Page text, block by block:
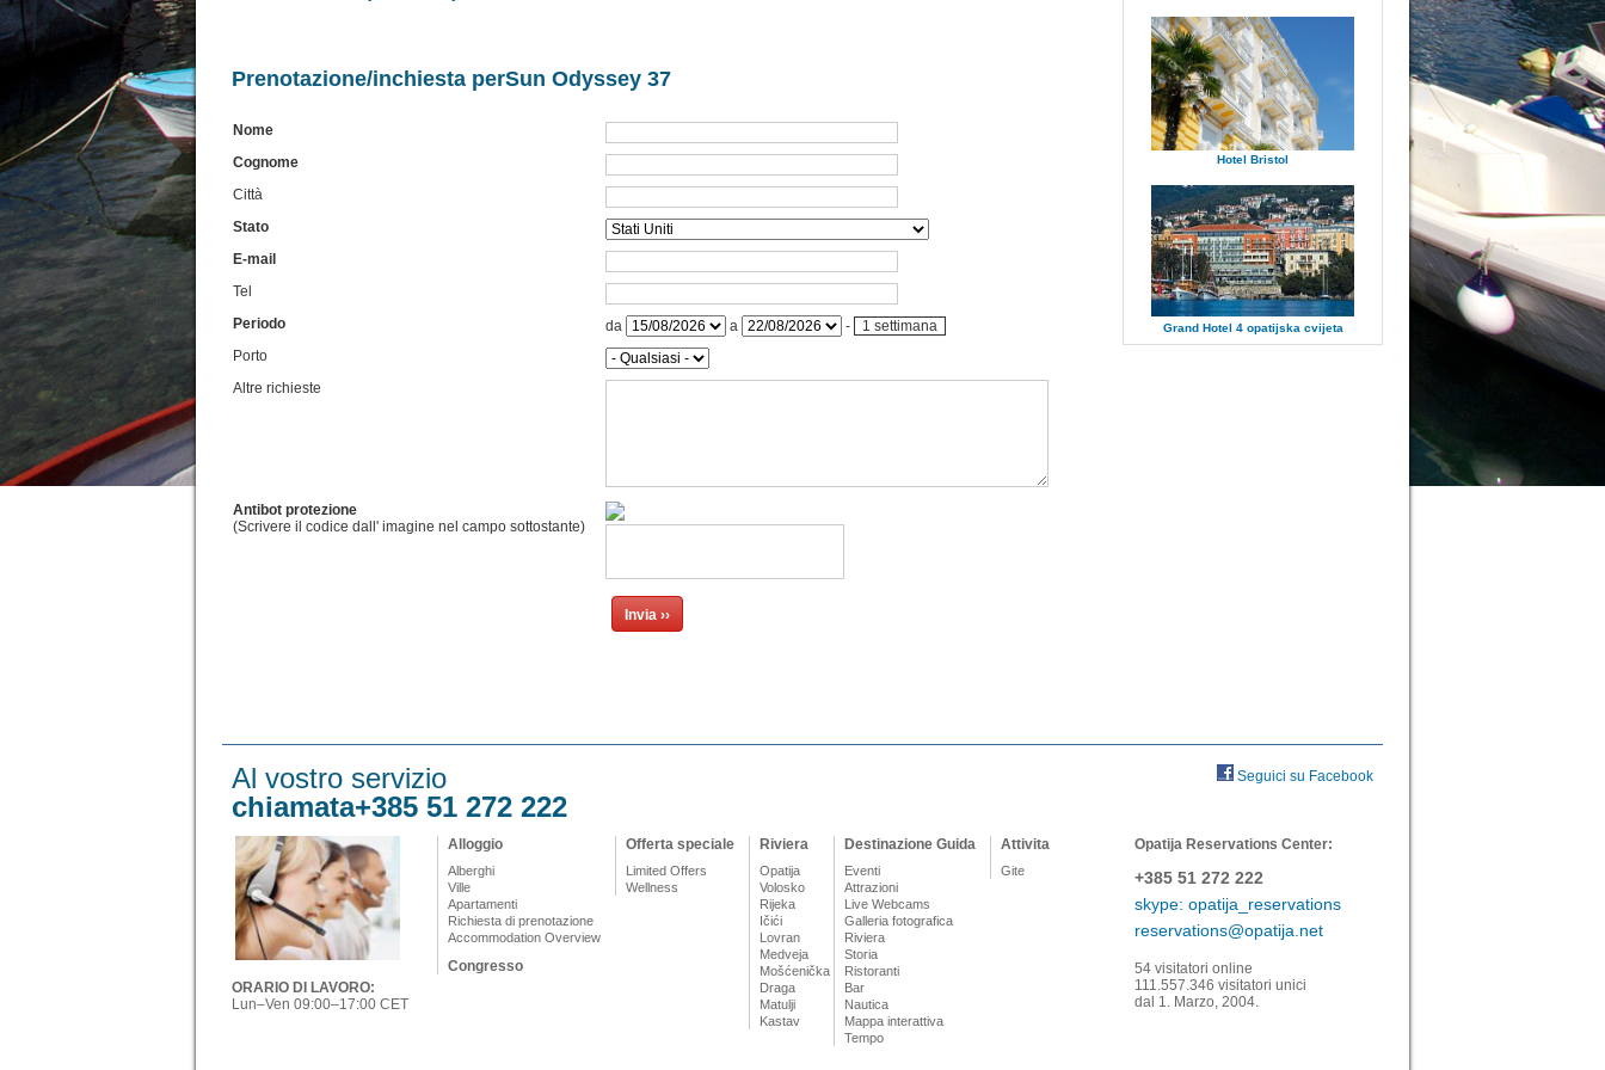
Prenotazione/inchiesta perSun Odyssey 37
Nome
Cognome
Città
Stato
E-mail
Tel
Periodo
da a -
1 settimana
Porto
Altre richieste
Antibot protezione
(Scrivere il codice dall' imagine nel campo sottostante)
Hotel Bristol
Grand Hotel 4 opatijska cvijeta
Seguici su Facebook
Al vostro servizio
chiamata+385 51 272 222
Opatija Reservations Center:
+385 51 272 222
skype: opatija_reservations
reservations@opatija.net
54 visitatori online
111.557.346 visitatori unici
dal 1. Marzo, 2004.
ORARIO DI LAVORO:
Lun–Ven 09:00–17:00 CET
Alloggio
Alberghi
Ville
Apartamenti
Richiesta di prenotazione
Accommodation Overview
Congresso
Offerta speciale
Limited Offers
Wellness
Riviera
Opatija
Volosko
Rijeka
Ičići
Lovran
Medveja
Mošćenička
Draga
Matulji
Kastav
Destinazione Guida
Eventi
Attrazioni
Live Webcams
Galleria fotografica
Riviera
Storia
Ristoranti
Bar
Nautica
Mappa interattiva
Tempo
Attivita
Gite